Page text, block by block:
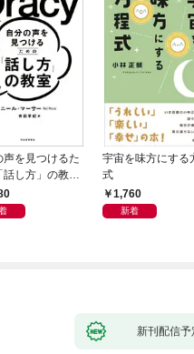
声を見つけるた
話し方」の教
ａｃｙ（オラ
宇宙を味方にする
式
1,760
新着
新刊配信予